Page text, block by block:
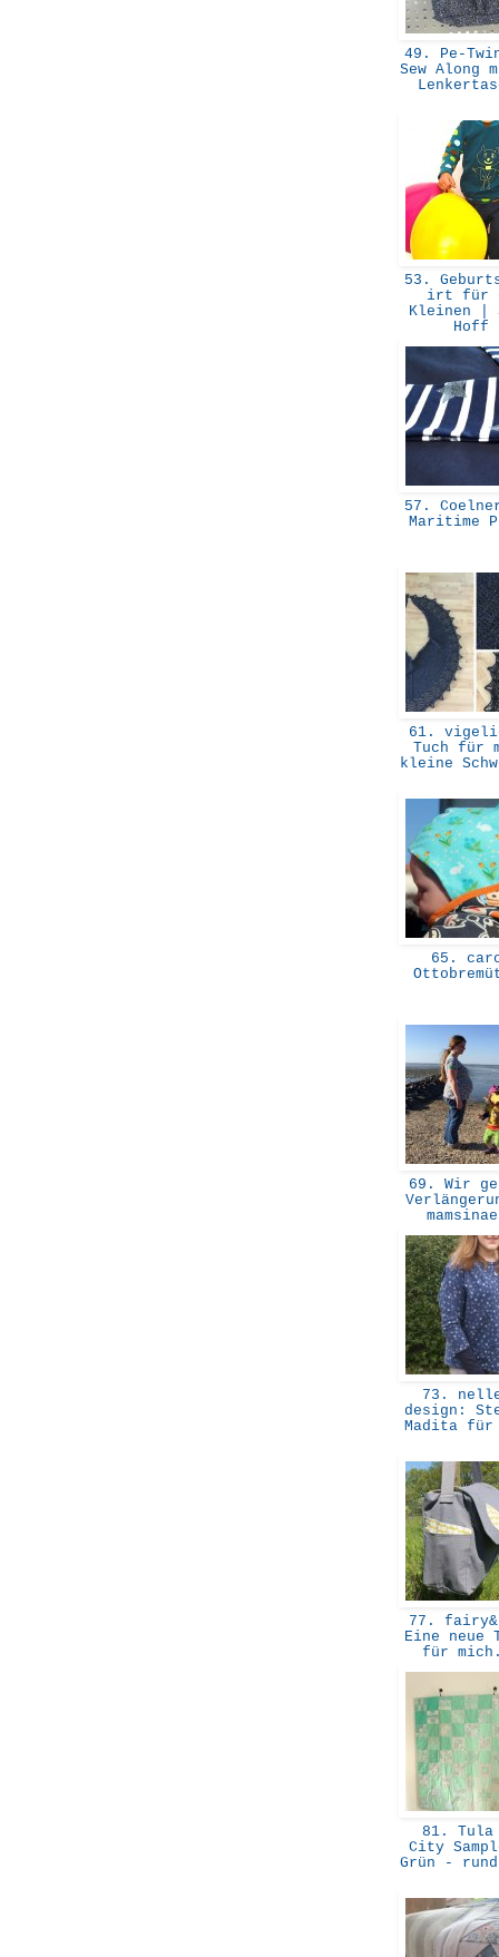
49. Pe-
Sew Along
53.
irt für
Kleinen |
Hoff
57.
Maritime
61.
Tuch für
kleine
65.
69. Wir
73.
design:
Madita
77.
Eine neue
für
81. Tula
City
Grün -